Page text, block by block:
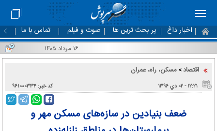
اخبار داغ پر بحث ترین ها صوت و فیلم تماس با ما
اقتصاد> مسکن، راه، عمران
۱۲:۲۱ - ۰۲ دي ۱۳۹۶ کد خبر: ۹۶۱۰۰۰۳۳۴
ضعف بنیادین در سازه‌های مسکن مهر و